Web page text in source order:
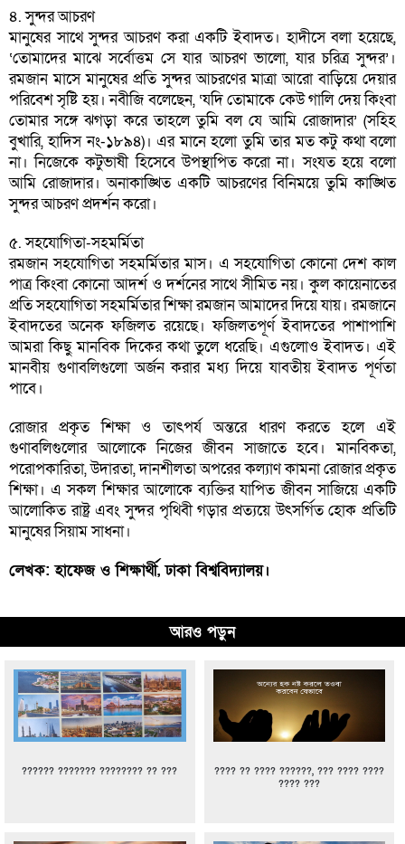
৪. সুন্দর আচরণ
মানুষের সাথে সুন্দর আচরণ করা একটি ইবাদত। হাদীসে বলা হয়েছে,
‘তোমাদের মাঝে সর্বোত্তম সে যার আচরণ ভালো, যার চরিত্র সুন্দর’।
রমজান মাসে মানুষের প্রতি সুন্দর আচরণের মাত্রা আরো বাড়িয়ে দেয়ার
পরিবেশ সৃষ্টি হয়। নবীজি বলেছেন, ‘যদি তোমাকে কেউ গালি দেয় কিংবা
তোমার সঙ্গে ঝগড়া করে তাহলে তুমি বল যে আমি রোজাদার’ (সহিহ
বুখারি, হাদিস নং-১৮৯৪)। এর মানে হলো তুমি তার মত কটু কথা বলো
না। নিজেকে কটুভাষী হিসেবে উপস্থাপিত করো না। সংযত হয়ে বলো
আমি রোজাদার। অনাকাঙ্খিত একটি আচরণের বিনিময়ে তুমি কাঙ্খিত
সুন্দর আচরণ প্রদর্শন করো।
৫. সহযোগিতা-সহমর্মিতা
রমজান সহযোগিতা সহমর্মিতার মাস। এ সহযোগিতা কোনো দেশ কাল
পাত্র কিংবা কোনো আদর্শ ও দর্শনের সাথে সীমিত নয়। কুল কায়েনাতের
প্রতি সহযোগিতা সহমর্মিতার শিক্ষা রমজান আমাদের দিয়ে যায়। রমজানে
ইবাদতের অনেক ফজিলত রয়েছে। ফজিলতপূর্ণ ইবাদতের পাশাপাশি
আমরা কিছু মানবিক দিকের কথা তুলে ধরেছি। এগুলোও ইবাদত। এই
মানবীয় গুণাবলিগুলো অর্জন করার মধ্য দিয়ে যাবতীয় ইবাদত পূর্ণতা
পাবে।
রোজার প্রকৃত শিক্ষা ও তাৎপর্য অন্তরে ধারণ করতে হলে এই
গুণাবলিগুলোর আলোকে নিজের জীবন সাজাতে হবে। মানবিকতা,
পরোপকারিতা, উদারতা, দানশীলতা অপরের কল্যাণ কামনা রোজার প্রকৃত
শিক্ষা। এ সকল শিক্ষার আলোকে ব্যক্তির যাপিত জীবন সাজিয়ে একটি
আলোকিত রাষ্ট্র এবং সুন্দর পৃথিবী গড়ার প্রত্যয়ে উৎসর্গিত হোক প্রতিটি
মানুষের সিয়াম সাধনা।
লেখক: হাফেজ ও শিক্ষার্থী, ঢাকা বিশ্ববিদ্যালয়।
আরও পড়ুন
?????? ??????? ???????? ?? ???
???? ?? ???? ??????, ??? ???? ????
???? ???